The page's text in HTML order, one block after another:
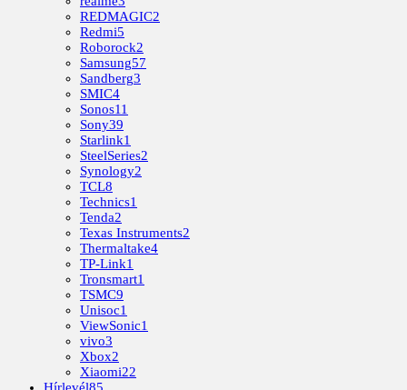
REDMAGIC2
Redmi5
Roborock2
Samsung57
Sandberg3
SMIC4
Sonos11
Sony39
Starlink1
SteelSeries2
Synology2
TCL8
Technics1
Tenda2
Texas Instruments2
Thermaltake4
TP-Link1
Tronsmart1
TSMC9
Unisoc1
ViewSonic1
vivo3
Xbox2
Xiaomi22
Hírlevél85